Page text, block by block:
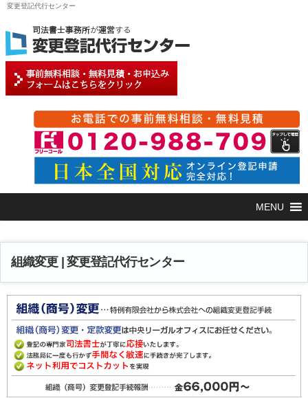
変更登記代行センター
組織変更 | 変更登記代行センター